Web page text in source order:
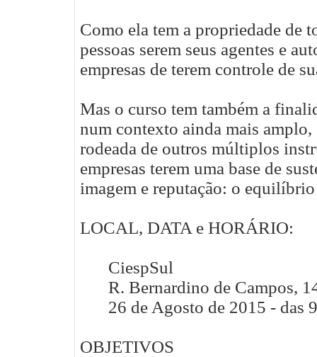
Como ela tem a propriedade de
pessoas serem seus agentes e
empresas de terem controle de
Mas o curso tem também a
num contexto ainda mais amplo,
rodeada de outros múltiplos
empresas terem uma base de
imagem e reputação: o
LOCAL, DATA e HORÁRIO:
CiespSul
R. Bernardino de Campos,
26 de Agosto de 2015 - das
OBJETIVOS